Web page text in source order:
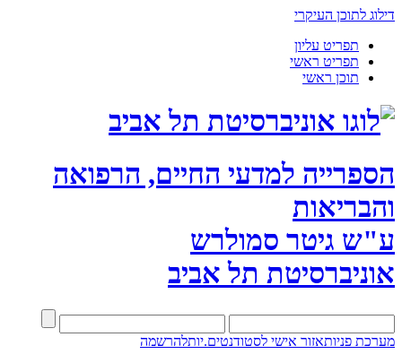
דילוג לתוכן העיקרי
תפריט עליון
תפריט ראשי
תוכן ראשי
הספרייה למדעי החיים, הרפואה
והבריאות
ע"ש גיטר סמולרש
אוניברסיטת תל אביב
מערכת פניותאזור אישי לסטודנטים.יותלהרשמה